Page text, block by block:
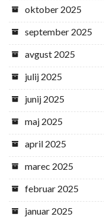
oktober 2025
september 2025
avgust 2025
julij 2025
junij 2025
maj 2025
april 2025
marec 2025
februar 2025
januar 2025